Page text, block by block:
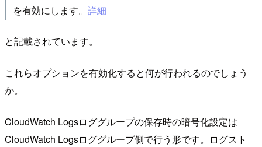
を有効にします。 詳細
と記載されています。
これらオプションを有効化すると何が行われるのでしょう
か。
CloudWatch Logsロググループの保存時の暗号化設定は
CloudWatch Logsロググループ側で行う形です。ログスト